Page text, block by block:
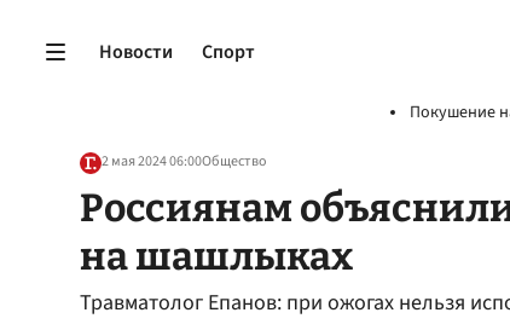
Новости Спорт
Покушение
2 мая 2024 06:00Общество
Россиянам
на шашлыках
Травматолог Епанов: при ожогах нельзя